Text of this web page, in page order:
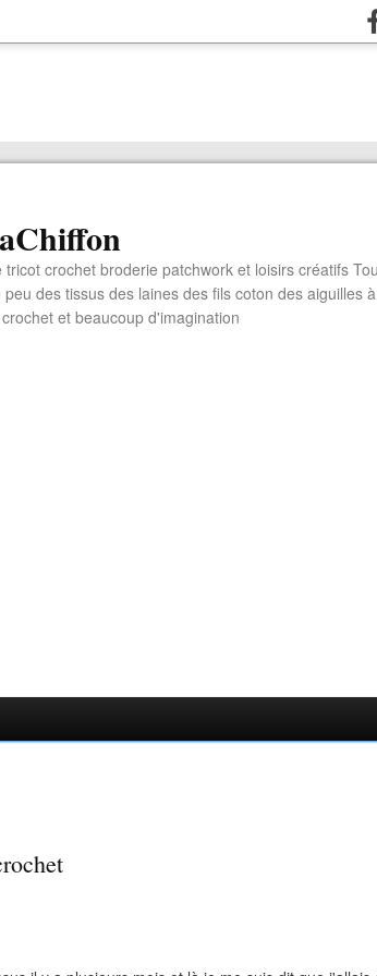
tricot crochet broderie patchwork et loisirs créatifs
peu des tissus des laines des fils coton des aiguilles
et beaucoup d'imagination